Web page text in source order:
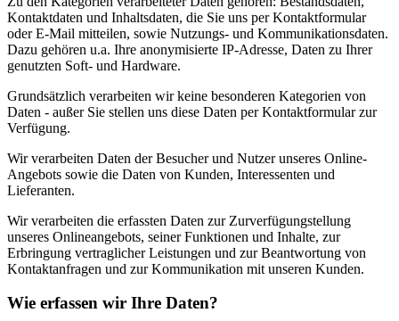
Kontaktdaten und Inhaltsdaten, die Sie uns per Kontaktformular
oder E-Mail mitteilen, sowie Nutzungs- und Kommunikationsdaten.
Dazu gehören u.a. Ihre anonymisierte IP-Adresse, Daten zu Ihrer
genutzten Soft- und Hardware.
Grundsätzlich verarbeiten wir keine besonderen Kategorien von
Daten - außer Sie stellen uns diese Daten per Kontaktformular zur
Verfügung.
Wir verarbeiten Daten der Besucher und Nutzer unseres Online-
Angebots sowie die Daten von Kunden, Interessenten und
Lieferanten.
Wir verarbeiten die erfassten Daten zur Zurverfügungstellung
unseres Onlineangebots, seiner Funktionen und Inhalte, zur
Erbringung vertraglicher Leistungen und zur Beantwortung von
Kontaktanfragen und zur Kommunikation mit unseren Kunden.
Wie erfassen wir Ihre Daten?